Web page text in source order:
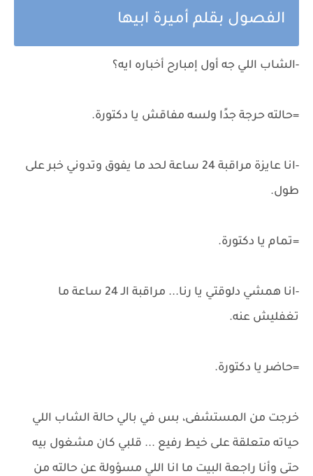
الفصول بقلم أميرة ابيها
-الشاب اللي جه أول إمبارح أخباره ايه؟
=حالته حرجة جدًا ولسه مفاقش يا دكتورة.
-انا عايزة مراقبة 24 ساعة لحد ما يفوق وتدوني خبر على
طول.
=تمام يا دكتورة.
-انا همشي دلوقتي يا رنا... مراقبة الـ 24 ساعة ما
تغفليش عنه.
=حاضر يا دكتورة.
خرجت من المستشفى، بس في بالي حالة الشاب اللي
حياته متعلقة على خيط رفيع ... قلبي كان مشغول بيه
حتى وأنا راجعة البيت ما انا اللي مسؤولة عن حالته من